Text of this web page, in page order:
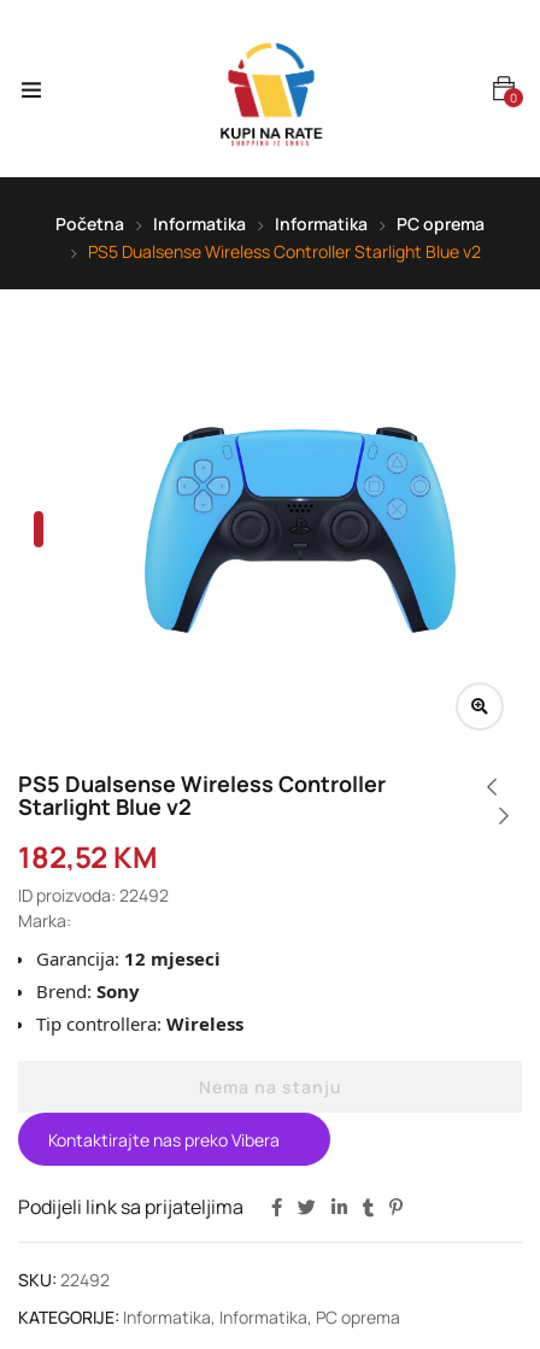
0
Početna Informatika Informatika
PC oprema
PS5 Dualsense Wireless Controller Starlight Blue v2
PS5 Dualsense Wireless Controller
Starlight Blue v2
182,52 KM
ID proizvoda: 22492
Marka:
Garancija: 12 mjeseci
Brend: Sony
Tip controllera: Wireless
Nema na stanju
Kontaktirajte nas preko Vibera
Podijeli link sa prijateljima
SKU: 22492
KATEGORIJE: Informatika, Informatika, PC oprema